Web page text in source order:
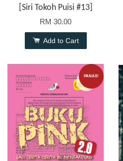
[Siri Tokoh Puisi #13]
RM 30.00
Add to Cart
PANAS!